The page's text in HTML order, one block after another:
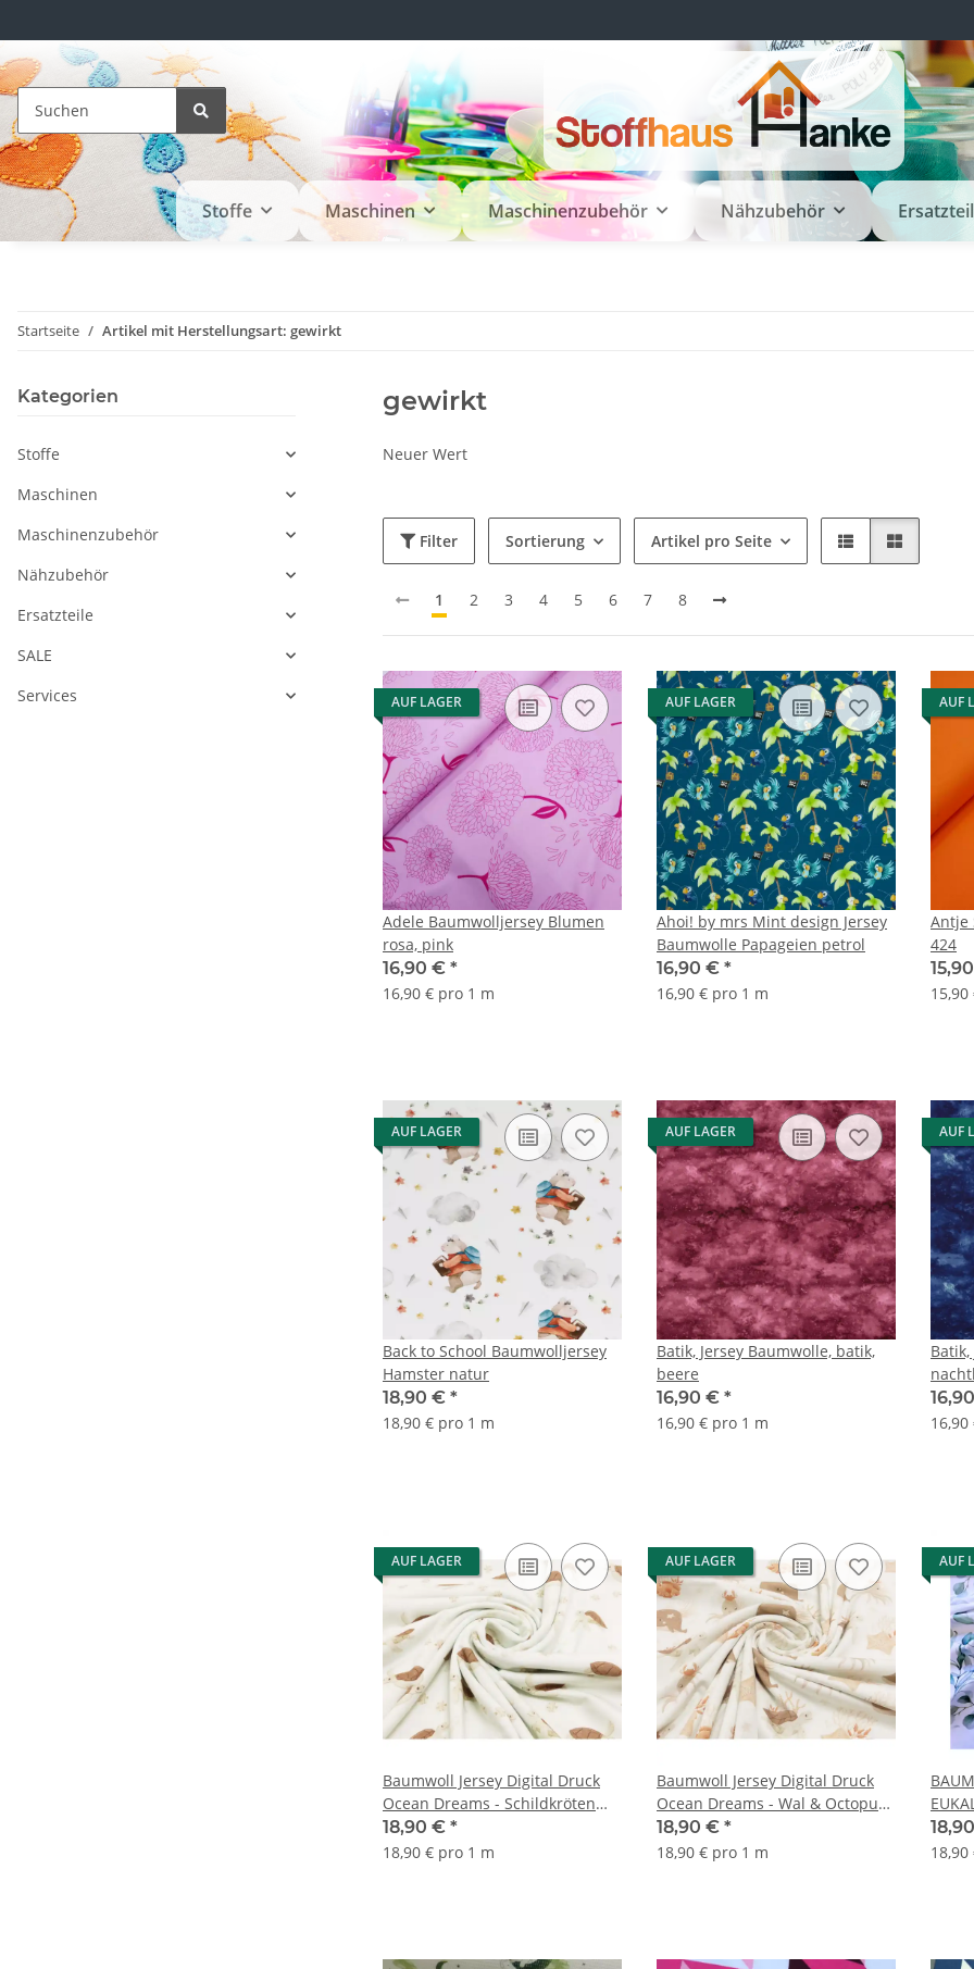
Stoffe Maschinen Maschinenzubehör Nähzubehör
Startseite Artikel mit Herstellungsart: gewirkt
gewirkt
Neuer Wert
Filter Sortierung Artikel pro Seite
1 2 3 4 5 6 7 8
AUF LAGER
Adele Baumwolljersey Blumen
rosa, pink
16,90 € *
16,90 € pro 1 m
AUF LAGER
Ahoi! by mrs Mint design Jersey
Baumwolle Papageien petrol
16,90 € *
16,90 € pro 1 m
AUF
Antje
424
AUF LAGER
Back to School Baumwolljersey
Hamster natur
18,90 € *
18,90 € pro 1 m
AUF LAGER
Batik, Jersey Baumwolle, batik,
beere
16,90 € *
16,90 € pro 1 m
AUF
AUF LAGER
Baumwoll Jersey Digital Druck
Ocean Dreams - Schildkröten
natur
18,90 € *
18,90 € pro 1 m
AUF LAGER
Baumwoll Jersey Digital Druck
Ocean Dreams - Wal & Octopus
natur
18,90 € *
18,90 € pro 1 m
AUF
Kategorien
Stoffe
Maschinen
Maschinenzubehör
Nähzubehör
Ersatzteile
SALE
Services